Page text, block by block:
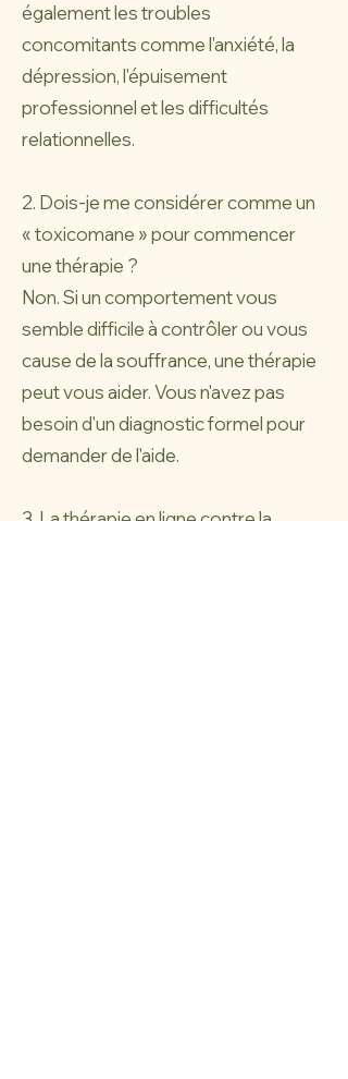
également les troubles
concomitants comme l'anxiété, la
dépression, l'épuisement
professionnel et les difficultés
relationnelles.
2. Dois-je me considérer comme un
« toxicomane » pour commencer
une thérapie ?
Non. Si un comportement vous
semble difficile à contrôler ou vous
cause de la souffrance, une thérapie
peut vous aider. Vous n'avez pas
besoin d'un diagnostic formel pour
demander de l'aide.
3. La thérapie en ligne contre la